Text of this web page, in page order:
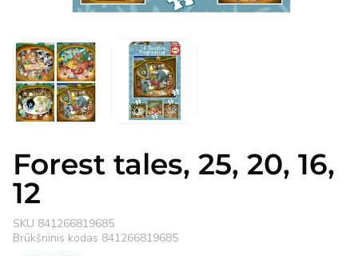
mediją
modaliniame
lange
Forest tales, 25, 20, 16,
12
SKU 841266819685
Brūkšninis kodas 841266819685